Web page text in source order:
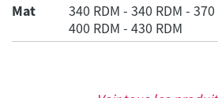
Mat
340 RDM - 340 RDM -
400 RDM - 430 RDM